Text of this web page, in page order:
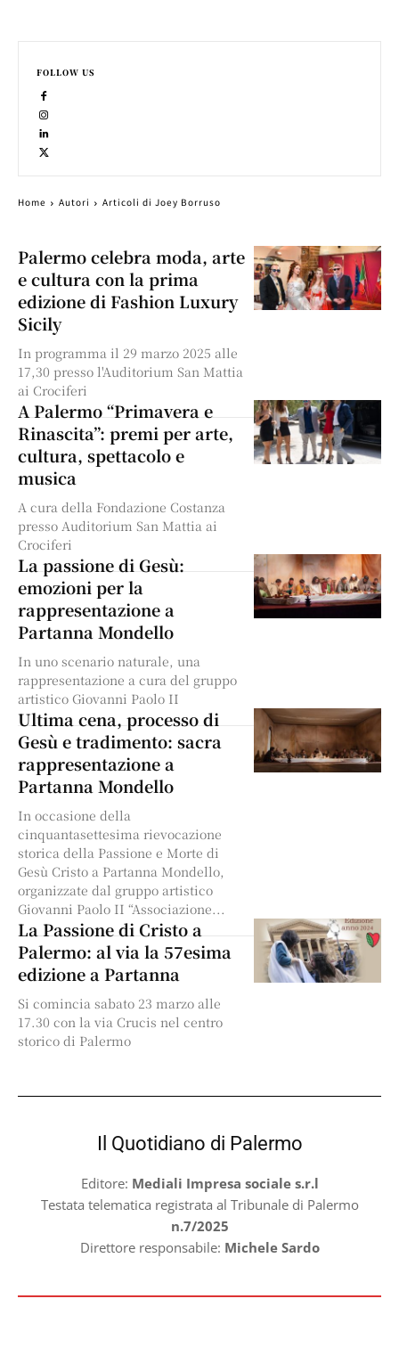
Palermo celebra moda, arte
e cultura con la prima
edizione di Fashion Luxury
Sicily
In programma il 29 marzo 2025 alle
17,30 presso l'Auditorium San Mattia
ai Crociferi
A Palermo “Primavera e
Rinascita”: premi per arte,
cultura, spettacolo e
musica
A cura della Fondazione Costanza
presso Auditorium San Mattia ai
Crociferi
La passione di Gesù:
emozioni per la
rappresentazione a
Partanna Mondello
In uno scenario naturale, una
rappresentazione a cura del gruppo
artistico Giovanni Paolo II
Ultima cena, processo di
Gesù e tradimento: sacra
rappresentazione a
Partanna Mondello
In occasione della
cinquantasettesima rievocazione
storica della Passione e Morte di
Gesù Cristo a Partanna Mondello,
organizzate dal gruppo artistico
Giovanni Paolo II “Associazione...
La Passione di Cristo a
Palermo: al via la 57esima
edizione a Partanna
Si comincia sabato 23 marzo alle
17.30 con la via Crucis nel centro
storico di Palermo
FOLLOW US
Home Autori Articoli di Joey Borruso
Il Quotidiano di Palermo
Editore: Mediali Impresa sociale s.r.l
Testata telematica registrata al Tribunale di Palermo
n.7/2025
Direttore responsabile: Michele Sardo